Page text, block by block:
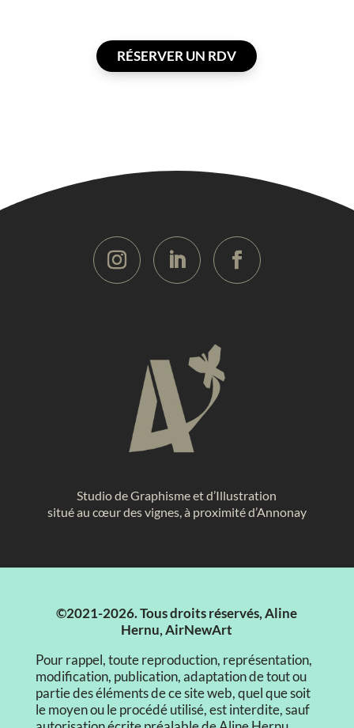
RÉSERVER UN RDV
Studio de Graphisme et d’Illustration
situé au cœur des vignes, à proximité d’Annonay
©2021-2026. Tous droits réservés, Aline
Hernu, AirNewArt
Pour rappel, toute reproduction, représentation,
modification, publication, adaptation de tout ou
partie des éléments de ce site web, quel que soit
le moyen ou le procédé utilisé, est interdite, sauf